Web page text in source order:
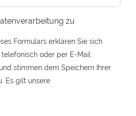
zu
Formulars erklären Sie sich
oder per E-Mail
stimmen dem Speichern Ihrer
Es gilt unsere